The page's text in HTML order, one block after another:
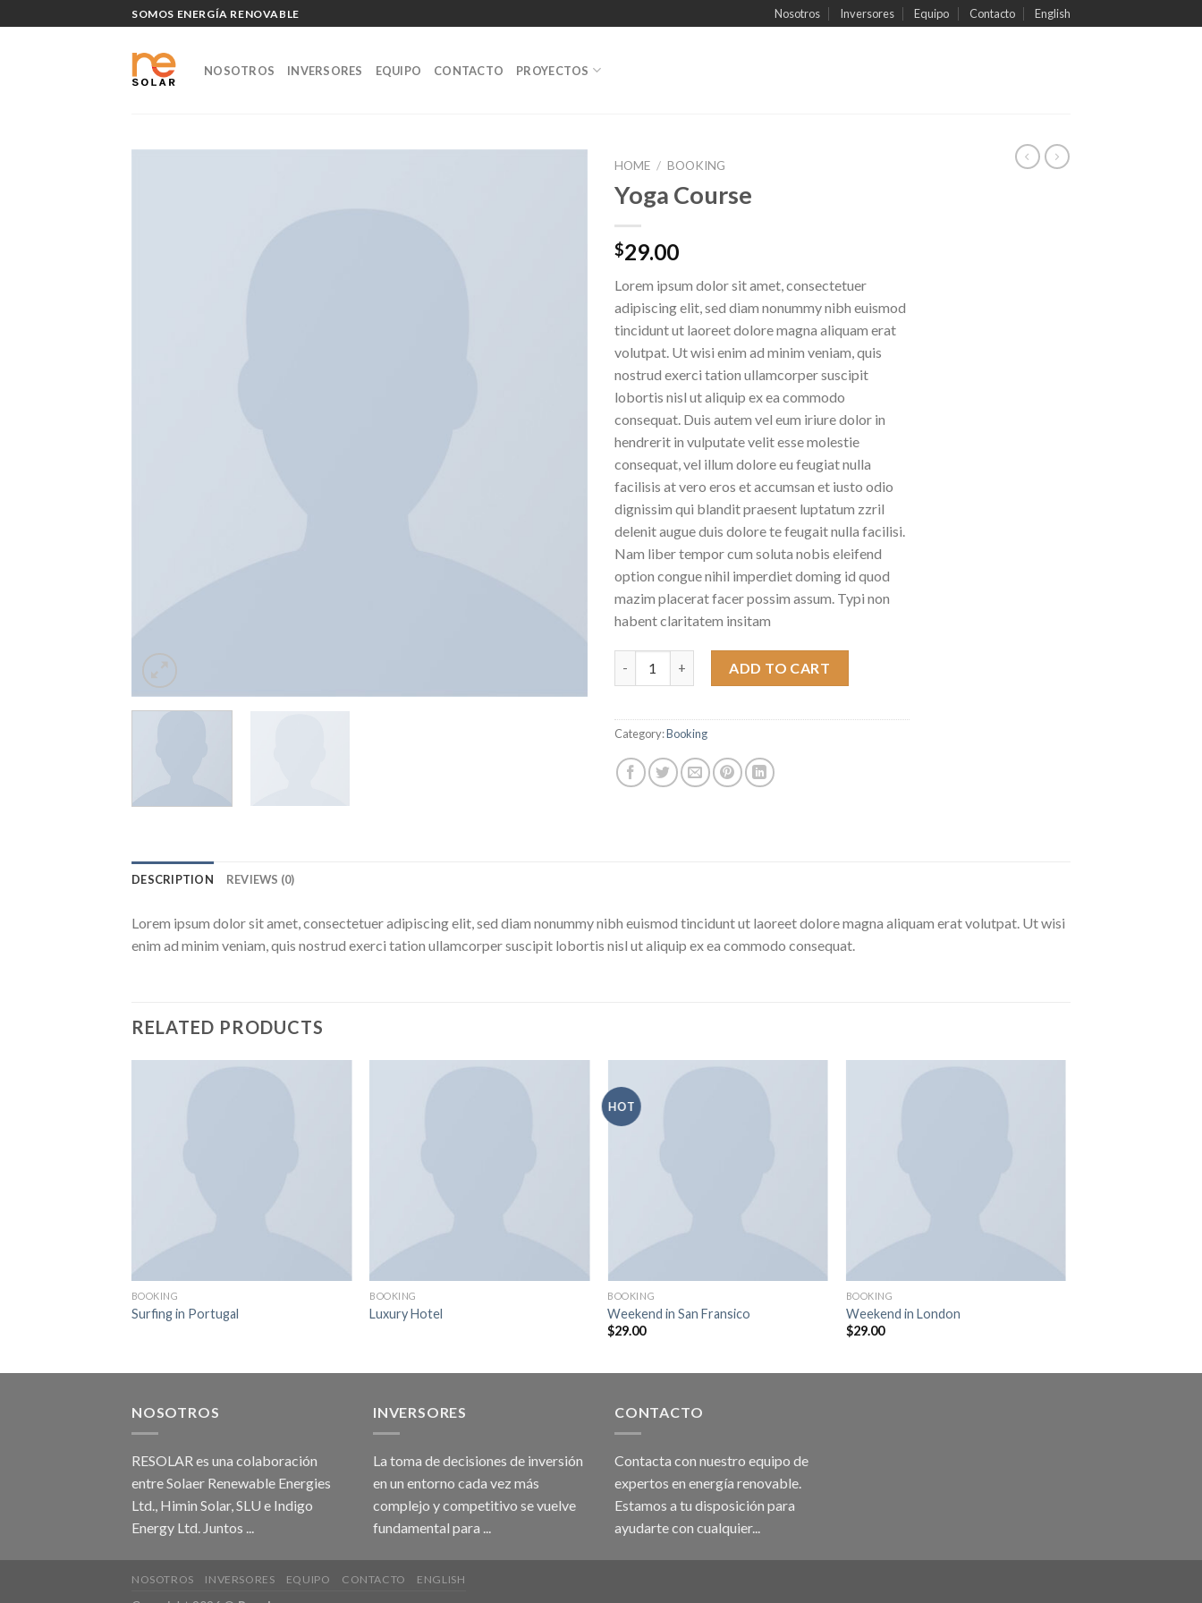
to
SOMOS ENERGÍA RENOVABLE Nosotros Inversores Equipo Contacto English
NOSOTROS INVERSORES EQUIPO CONTACTO PROYECTOS
HOME / BOOKING
Yoga Course
$29.00
Lorem ipsum dolor sit amet, consectetuer
adipiscing elit, sed diam nonummy nibh euismod
tincidunt ut laoreet dolore magna aliquam erat
volutpat. Ut wisi enim ad minim veniam, quis
nostrud exerci tation ullamcorper suscipit
lobortis nisl ut aliquip ex ea commodo
consequat. Duis autem vel eum iriure dolor in
hendrerit in vulputate velit esse molestie
consequat, vel illum dolore eu feugiat nulla
facilisis at vero eros et accumsan et iusto odio
dignissim qui blandit praesent luptatum zzril
delenit augue duis dolore te feugait nulla facilisi.
Nam liber tempor cum soluta nobis eleifend
option congue nihil imperdiet doming id quod
mazim placerat facer possim assum. Typi non
habent claritatem insitam
ADD TO CART
Category:Booking
DESCRIPTION REVIEWS (0)
Lorem ipsum dolor sit amet, consectetuer adipiscing elit, sed diam nonummy nibh euismod tincidunt ut laoreet dolore magna aliquam erat volutpat. Ut wisi
enim ad minim veniam, quis nostrud exerci tation ullamcorper suscipit lobortis nisl ut aliquip ex ea commodo consequat.
RELATED PRODUCTS
BOOKING
Surfing in Portugal
BOOKING
Luxury Hotel
HOT
BOOKING
Weekend in San Fransico
$29.00
BOOKING
Weekend in London
$29.00
NOSOTROS
RESOLAR es una colaboración
entre Solaer Renewable Energies
Ltd., Himin Solar, SLU e Indigo
Energy Ltd. Juntos ...
INVERSORES
La toma de decisiones de inversión
en un entorno cada vez más
complejo y competitivo se vuelve
fundamental para ...
CONTACTO
Contacta con nuestro equipo de
expertos en energía renovable.
Estamos a tu disposición para
ayudarte con cualquier...
NOSOTROS INVERSORES EQUIPO CONTACTO ENGLISH